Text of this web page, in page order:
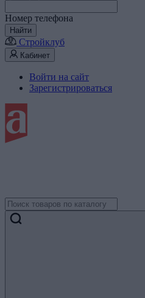
Номер телефона
Найти
Стройклуб
Кабинет
Войти на сайт
Зарегистрироваться